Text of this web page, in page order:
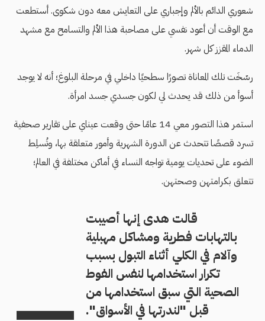
شعوري الدائم بالألم وإجباري على التعايش معه دون شكوى. أستطعت
مع الوقت أن أعود نفسي على مصاحبة هذا الألم والتسامح مع مشهد
الدماء المقزز كل شهر.
رسّخَت تلك المعاناة تصورًا سطحيًا داخلي في مرحلة البلوغ؛ أنه لا يوجد
أسوأ من ذلك قد يحدث لي لكون جسدي جسد امرأة.
استمر هذا التصور معي 14 عامًا حتى وقعت عيناي على تقارير صحفية
تسرد قصصًا تتحدث عن الدورة الشهرية وأمور متعلقة بها، وتُسلِط
الضوء على تحديات يومية تواجه النساء في أماكن مختلفة في العالم؛
تتعلق بكرامتهن وصحتهن.
قالت هدى إنها أصيبت
بالتهابات فطرية ومشاكل مهبلية
وآلام في الكلي أثناء التبول بسبب
تكرار استخدامها لنفس الفوط
الصحية التي سبق استخدامها من
قبل "لندرتها في الأسواق".